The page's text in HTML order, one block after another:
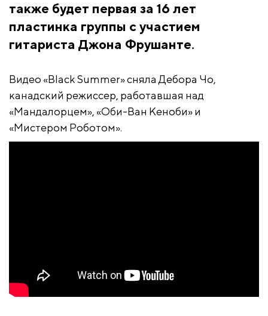
также будет первая за 16 лет
пластинка группы с участием
гитариста Джона Фрушанте.
Видео «Black Summer» сняла Дебора Чо,
канадский режиссер, работавшая над
«Мандалорцем», «Оби-Ван Кеноби» и
«Мистером Роботом».